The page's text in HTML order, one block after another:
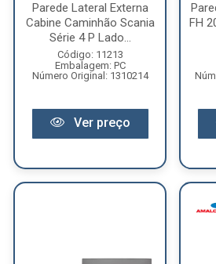
Parede Lateral Externa
Cabine Caminhão Scania
Série 4 P Lado...
Código: 11213
Embalagem: PC
Número Original: 1310214
Ver preço
FH